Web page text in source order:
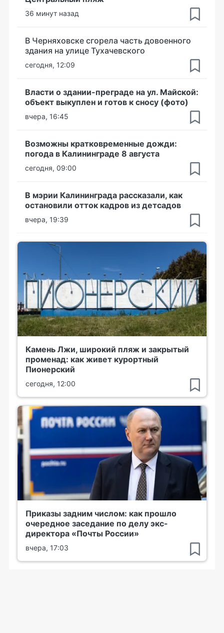
36 минут назад
В Черняховске сгорела часть довоенного
здания на улице Тухачевского
сегодня, 12:09
Власти о здании-преграде на ул. Майской:
объект выкуплен и готов к сносу (фото)
вчера, 16:45
Возможны кратковременные дожди:
погода в Калининграде 8 августа
сегодня, 09:00
В мэрии Калининграда рассказали, как
остановили отток кадров из детсадов
вчера, 19:39
Камень Лжи, широкий пляж и закрытый
променад: как живет курортный
Пионерский
сегодня, 12:00
Приказы задним числом: как прошло
очередное заседание по делу экс-
директора «Почты России»
вчера, 17:03